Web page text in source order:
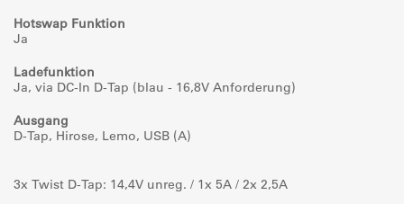
Hotswap Funktion
Ja
Ladefunktion
Ja, via DC-In D-Tap (blau - 16,8V Anforderung)
Ausgang
D-Tap, Hirose, Lemo, USB (A)
3x Twist D-Tap: 14,4V unreg. / 1x 5A / 2x 2,5A